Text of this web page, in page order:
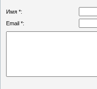
Имя *:
Email *: